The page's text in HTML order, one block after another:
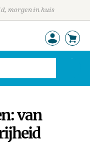
morgen in huis
van